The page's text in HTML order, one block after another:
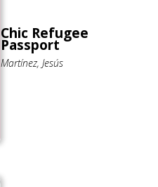
Chic Refugee
Passport
Martínez, Jesús